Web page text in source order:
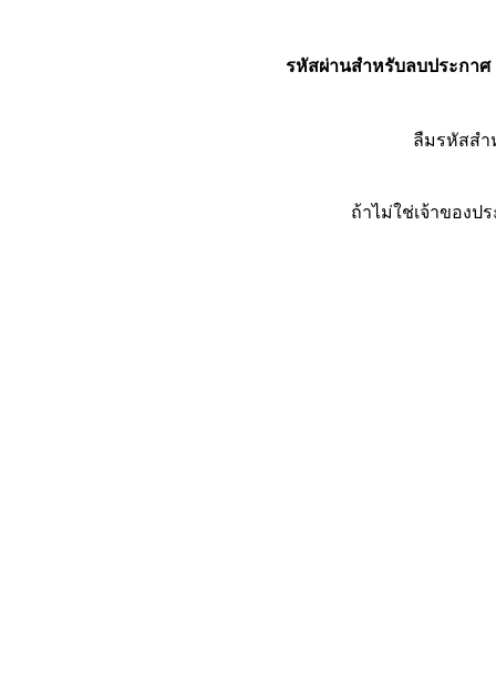
รหัสผ่านสำหรับลบประกาศ
ลืมรหัสส
ถ้าไม่ใช่เจ้าของป